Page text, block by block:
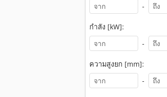
-
กำลัง [kW]:
-
ความสูงยก [mm]:
-